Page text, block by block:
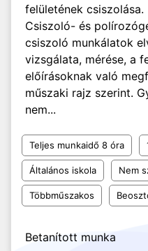
felületének csiszolása.
Csiszoló- és
csiszoló munkálatok
vizsgálata, mérése, a
előírásoknak való
műszaki rajz szerint.
nem...
Teljes munkaidő 8 óra
Általános iskola Nem
Többműszakos
Betanított munka